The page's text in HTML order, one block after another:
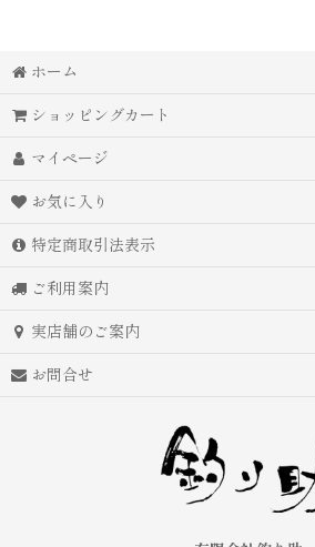
並び順:
ホーム
ショッピングカート
マイページ
お気に入り
特定商取引法表示
ご利用案内
実店舗のご案内
お問合せ